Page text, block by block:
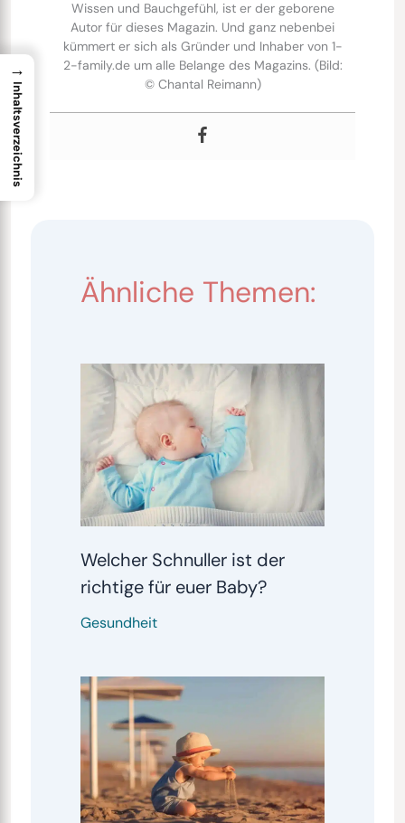
Wissen und Bauchgefühl, ist er der geborene
Autor für dieses Magazin. Und ganz nebenbei
kümmert er sich als Gründer und Inhaber von 1-
2-family.de um alle Belange des Magazins. (Bild:
© Chantal Reimann)
Ähnliche Themen:
Welcher Schnuller ist der
richtige für euer Baby?
Gesundheit
→
Inhaltsverzeichnis